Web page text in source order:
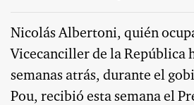
Nicolás Albertoni, quién
Vicecanciller de la República
semanas atrás, durante el
Pou, recibió esta semana el